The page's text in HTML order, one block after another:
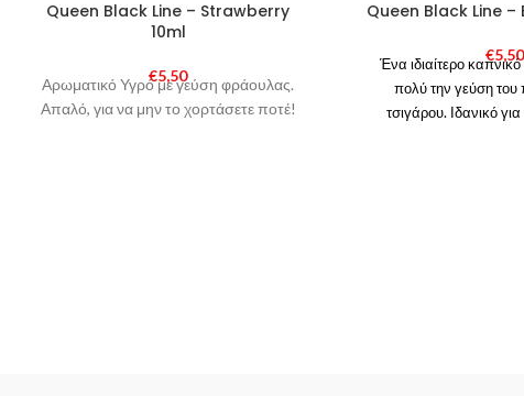
SOLD
OUT
Queen Black Line – Strawberry
10ml
€5,50
Αρωματικό Υγρό με γεύση φράουλας.
Απαλό, για να μην το χορτάσετε ποτέ!
SOLD
OUT
Queen Black Line –
€5,50
Ένα ιδιαίτερο
πολύ την γεύση
τσιγάρου. Ιδανικό